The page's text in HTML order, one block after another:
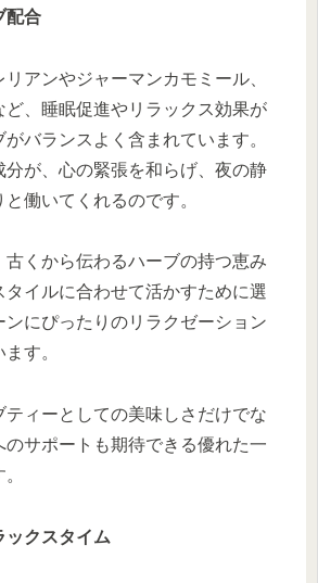
配合
アンやジャーマンカモミール、
ど、睡眠促進やリラックス効果が
バランスよく含まれています。
分が、心の緊張を和らげ、夜の静
働いてくれるのです。
古くから伝わるハーブの持つ恵み
タイルに合わせて活かすために選
ンにぴったりのリラクゼーション
す。
ティーとしての美味しさだけでな
のサポートも期待できる優れた一
ックスタイム